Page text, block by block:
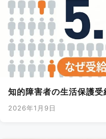
知的障害者の生活保護
2026年1月9日